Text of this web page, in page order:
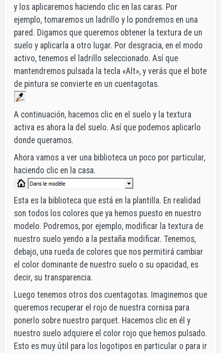
y los aplicaremos haciendo clic en las caras. Por
ejemplo, tomaremos un ladrillo y lo pondremos en una
pared. Digamos que queremos obtener la textura de un
suelo y aplicarla a otro lugar. Por desgracia, en el modo
activo, tenemos el ladrillo seleccionado. Así que
mantendremos pulsada la tecla «Alt», y verás que el bote
de pintura se convierte en un cuentagotas.
A continuación, hacemos clic en el suelo y la textura
activa es ahora la del suelo. Así que podemos aplicarlo
donde queramos.
Ahora vamos a ver una biblioteca un poco por particular,
haciendo clic en la casa.
Esta es la biblioteca que está en la plantilla. En realidad
son todos los colores que ya hemos puesto en nuestro
modelo. Podremos, por ejemplo, modificar la textura de
nuestro suelo yendo a la pestaña modificar. Tenemos,
debajo, una rueda de colores que nos permitirá cambiar
el color dominante de nuestro suelo o su opacidad, es
decir, su transparencia.
Luego tenemos otros dos cuentagotas. Imaginemos que
queremos recuperar el rojo de nuestra cornisa para
ponerlo sobre nuestro parquet. Hacemos clic en él y
nuestro suelo adquiere el color rojo que hemos pulsado.
Esto es muy útil para los logotipos en particular o para ir